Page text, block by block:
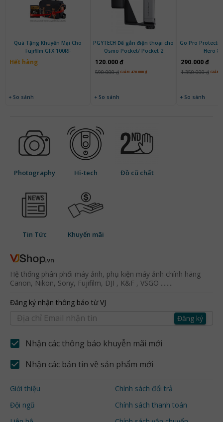
Quà Tặng Khuyến Mại Cho
Fujifilm GFX 100RF
Hết hàng
+ So sánh
PGYTECH Đế gắn điện thoại cho
Osmo Pocket/ Pocket 2
120.000 ₫
590.000 ₫ GIẢM 470.000 ₫
+ So sánh
Go Pro
Hero 8
290.000 ₫
1.350.000 ₫ GIẢM
+ So sánh
Photography Hi-tech Đồ cũ chất
Tin Tức Khuyến mãi
Hệ thống phân phối máy ảnh, phụ kiện máy ảnh chính hãng
Canon, Nikon, Sony, Fujifilm, DJI , K&F , VSGO ........
Đăng ký nhận thông báo từ VJ
Đăng ký
Nhận các thông báo khuyễn mãi mới
Nhận các bản tin về sản phẩm mới
Giới thiệu
Đội ngũ
Chính sách đổi trả
Chính sách thanh toán